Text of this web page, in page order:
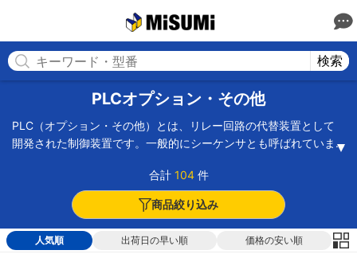
検索
PLCオプション・その他
PLC（オプション・その他）とは、リレー回路の代替装置として
開発された制御装置です。一般的にシーケンサとも呼ばれていま
機械の制御だけでなく、エレベーター、自動ドアなどといった機
械の制御にも幅広く使用されています。PLCは小型のコンピュー
タの一種ですが、プログラムはリレー回路を電子化したプログラ
ミング言語を使用しています。オプション・その他の製品には、
ケーブル加工部品、アナログ変換ユニット、端子台返還ユニット
合計 104件
商品絞り込み
人気順 出荷日の早い順 価格の安い順